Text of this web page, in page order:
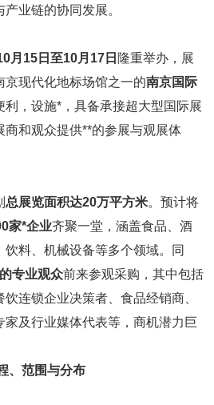
业链的协同发展。
月15日至10月17日 隆重举办，展
现代化地标场馆之一的南京国际
利，设施*，具备承接超大型国际展
和观众提供**的参展与观展体
总展览面积达20万平方米。预计将
家*企业齐聚一堂，涵盖食品、酒
料、机械设备等多个领域。同
专业观众前来参观采购，其中包括
连锁企业决策者、食品经销商、
及行业媒体代表等，商机潜力巨
、范围与分布